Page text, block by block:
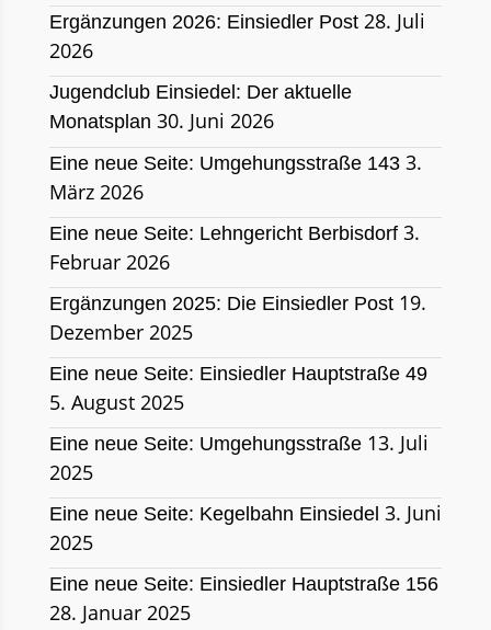
Ergänzungen 2026: Einsiedler Post 28. Juli
2026
Jugendclub Einsiedel: Der aktuelle
Monatsplan 30. Juni 2026
Eine neue Seite: Umgehungsstraße 143 3.
März 2026
Eine neue Seite: Lehngericht Berbisdorf 3.
Februar 2026
Ergänzungen 2025: Die Einsiedler Post 19.
Dezember 2025
Eine neue Seite: Einsiedler Hauptstraße 49
5. August 2025
Eine neue Seite: Umgehungsstraße 13. Juli
2025
Eine neue Seite: Kegelbahn Einsiedel 3. Juni
2025
Eine neue Seite: Einsiedler Hauptstraße 156
28. Januar 2025